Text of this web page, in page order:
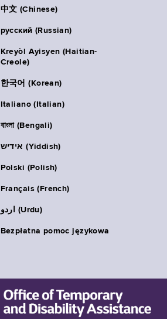
中文 (Chinese)
русский (Russian)
Kreyòl Ayisyen (Haitian-
Creole)
한국어 (Korean)
Italiano (Italian)
বাংলা (Bengali)
אידיש (Yiddish)
Polski (Polish)
Français (French)
اردو (Urdu)
Bezpłatna pomoc językowa